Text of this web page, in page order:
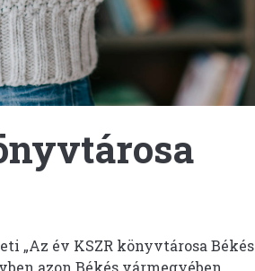
„Az év KSZR könyvtárosa Békés